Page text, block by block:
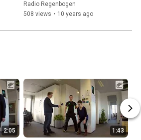
Radio Regenbogen
508 views • 10 years ago
2:05 1:43